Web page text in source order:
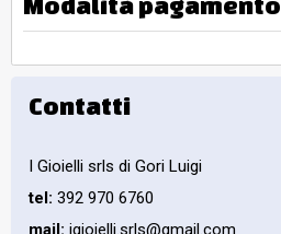
Contatti
I Gioielli srls di Gori Luigi
tel: 392 970 6760
mail: igioielli.srls@gmail.com